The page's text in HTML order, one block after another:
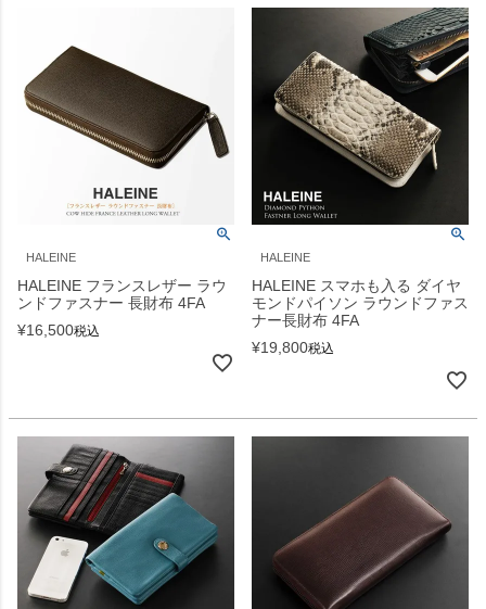
HALEINE
HALEINE フランスレザー ラウ
ンドファスナー 長財布 4FA
¥16,500税込
HALEINE
HALEINE スマホも入る ダイヤ
モンドパイソン ラウンドファス
ナー長財布 4FA
¥19,800税込